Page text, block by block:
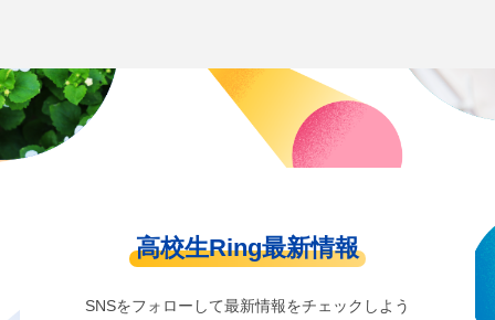
高校生Ring最新情報
SNSをフォローして最新情報をチェックしよう